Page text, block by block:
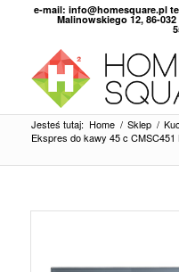
e-mail: info@homesquare.pl
Malinowskiego 12, 86-
Jesteś tutaj: Home / Sklep /
Ekspres do kawy 45 c CMSC451